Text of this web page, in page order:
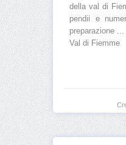
della val di
pendii e
preparazione ...
Val di Fiemme